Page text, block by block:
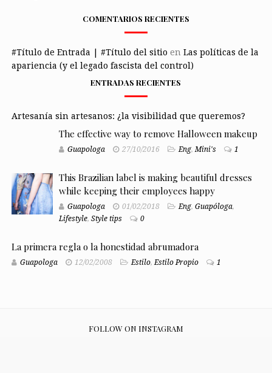
COMENTARIOS RECIENTES
#Título de Entrada | #Título del sitio en Las políticas de la
apariencia (y el legado fascista del control)
ENTRADAS RECIENTES
Artesanía sin artesanos: ¿la visibilidad que queremos?
The effective way to remove Halloween makeup
Guapologa 27/10/2016 Eng, Mini's 1
This Brazilian label is making beautiful dresses
while keeping their employees happy
Guapologa 01/02/2018 Eng, Guapóloga,
Lifestyle, Style tips 0
La primera regla o la honestidad abrumadora
Guapologa 12/02/2008 Estilo, Estilo Propio 1
FOLLOW ON INSTAGRAM